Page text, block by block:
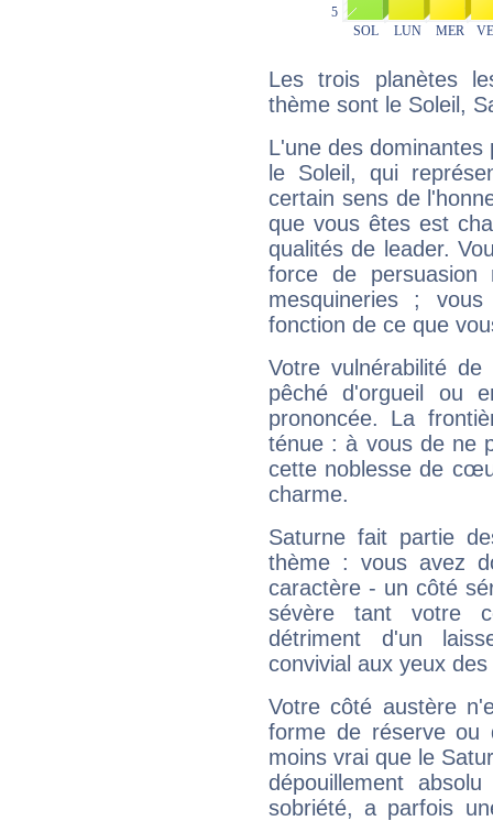
Les trois planètes
thème sont le Soleil,
L'une des
le Soleil, qui
certain sens de
que vous êtes est
qualités de leader.
force de
mesquineries ;
fonction de ce que
Votre vulnérabilité
pêché d'orgueil ou
prononcée. La
ténue : à vous de ne
cette noblesse de
charme.
Saturne fait partie
thème : vous avez
caractère - un côté
sévère tant votre
détriment d'un
convivial aux yeux
Votre côté austère
forme de réserve
moins vrai que le
dépouillement
sobriété, a parfois